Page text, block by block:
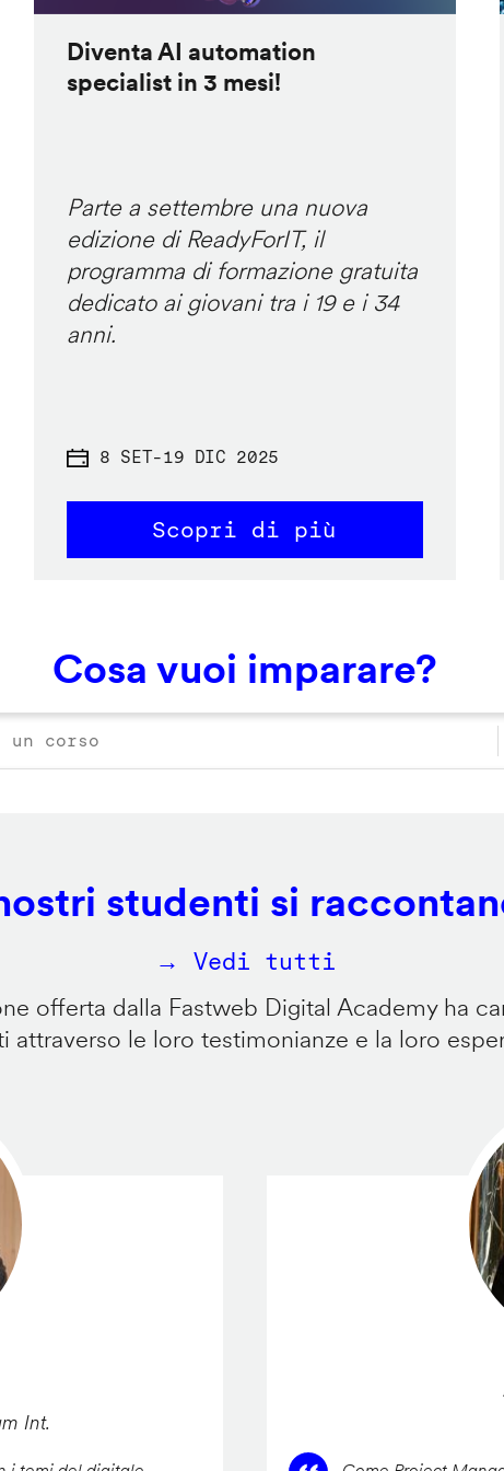
Diventa AI automation
specialist in 3 mesi!
Parte a settembre una nuova
edizione di ReadyForIT, il
programma di formazione gratuita
dedicato ai giovani tra i 19 e i 34
anni.
8 SET-19 DIC 2025
Scopri di più
Cosa vuoi imparare?
studenti si
→ Vedi tutti
offerta dalla Fastweb Digital Academy ha
attraverso le loro testimonianze e la loro
Int.